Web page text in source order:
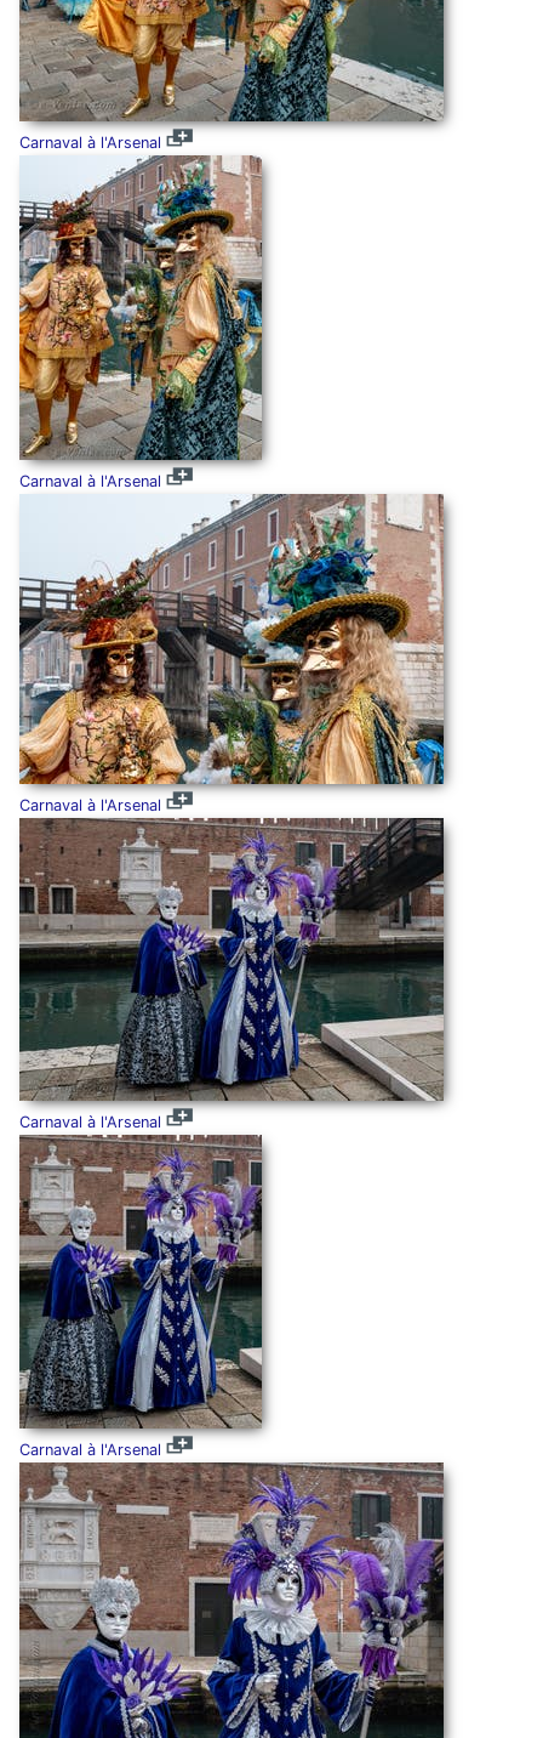
Carnaval à l'Arsenal
Carnaval à l'Arsenal
Carnaval à l'Arsenal
Carnaval à l'Arsenal
Carnaval à l'Arsenal